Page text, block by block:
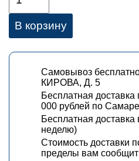
В корзину
Самовывоз
КИРОВА, Д. 5
Бесплатная
000 рублей по Самаре
Бесплатная доставка
неделю)
Стоимость доставки
пределы вам